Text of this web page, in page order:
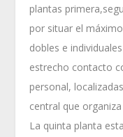
plantas
por situar el
dobles e
estrecho contacto
personal,
central que
La quinta planta